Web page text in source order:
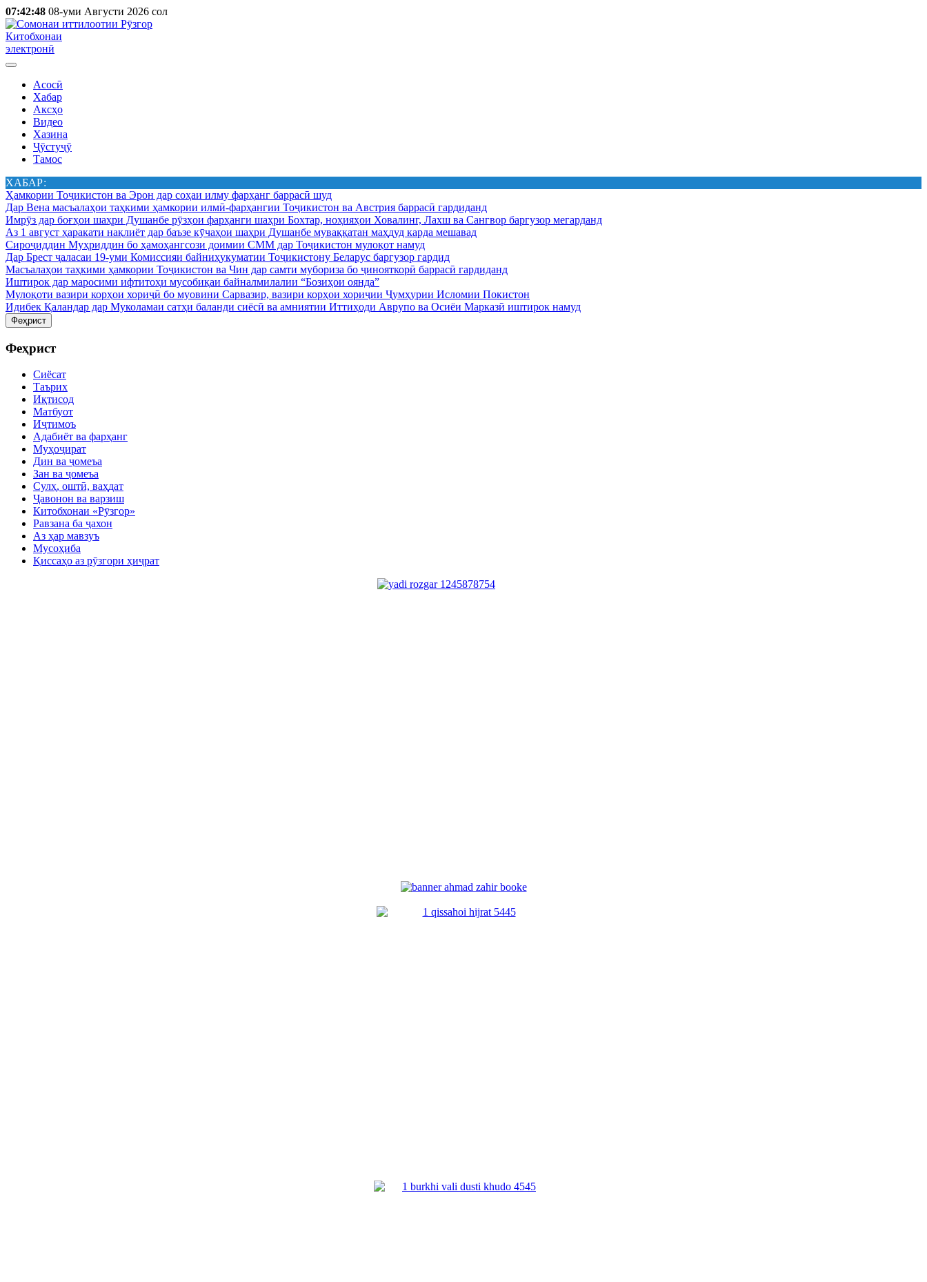
07:42:48 08-уми Августи 2026 сол
Китобхонаи
электронӣ
Асосӣ
Хабар
Аксҳо
Видео
Хазина
Ҷӯстуҷӯ
Тамос
ХАБАР:
Ҳамкории Тоҷикистон ва Эрон дар соҳаи илму фарҳанг баррасӣ шуд
Дар Вена масъалаҳои таҳкими ҳамкории илмӣ-фарҳангии Тоҷикистон ва Австрия баррасӣ гардиданд
Имрӯз дар боғҳои шаҳри Душанбе рӯзҳои фарҳанги шаҳри Бохтар, ноҳияҳои Ховалинг, Лахш ва Сангвор баргузор мегарданд
Аз 1 август ҳаракати нақлиёт дар баъзе кӯчаҳои шаҳри Душанбе муваққатан маҳдуд карда мешавад
Сироҷиддин Муҳриддин бо ҳамоҳангсози доимии СММ дар Тоҷикистон мулоқот намуд
Дар Брест ҷаласаи 19-уми Комиссияи байниҳукуматии Тоҷикистону Беларус баргузор гардид
Масъалаҳои таҳкими ҳамкории Тоҷикистон ва Чин дар самти мубориза бо ҷинояткорӣ баррасӣ гардиданд
Иштирок дар маросими ифтитоҳи мусобиқаи байналмилалии “Бозиҳои оянда”
Мулоқоти вазири корҳои хориҷӣ бо муовини Сарвазир, вазири корҳои хориҷии Ҷумҳурии Исломии Покистон
Идибек Қаландар дар Муколамаи сатҳи баланди сиёсӣ ва амниятии Иттиҳоди Аврупо ва Осиёи Марказӣ иштирок намуд
Феҳрист
Феҳрист
Сиёсат
Таърих
Иқтисод
Матбуот
Иҷтимоъ
Адабиёт ва фарҳанг
Муҳоҷират
Дин ва ҷомеъа
Зан ва ҷомеъа
Сулҳ, оштӣ, ваҳдат
Ҷавонон ва варзиш
Китобхонаи «Рӯзгор»
Равзана ба ҷахон
Аз ҳар мавзуъ
Мусоҳиба
Қиссаҳо аз рӯзгори ҳиҷрат